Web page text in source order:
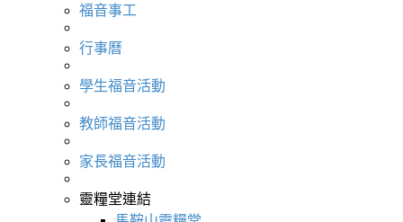
福音事工
行事曆
學生福音活動
教師福音活動
家長福音活動
靈糧堂連結